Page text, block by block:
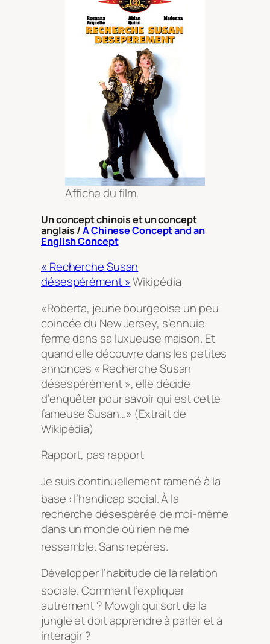
Affiche du film.
Un concept chinois et un concept
anglais /A Chinese Concept and an
English Concept
« Recherche Susan
désespérément »Wikipédia
«Roberta, jeune bourgeoise un peu
coincée du New Jersey, s’ennuie
ferme dans sa luxueuse maison. Et
quand elle découvre dans les petites
annonces « Recherche Susan
désespérément », elle décide
d’enquêter pour savoir qui est cette
fameuse Susan…» (Extrait de
Wikipédia)
Rapport, pas rapport
Je suis continuellement ramené à la
base : l’handicap social. À la
recherche désespérée de moi-même
dans un monde où rien ne me
ressemble. Sans repères.
Développer l’habitude de la relation
sociale. Comment l’expliquer
autrement ? Mowgli qui sort de la
jungle et doit apprendre à parler et à
interagir ?